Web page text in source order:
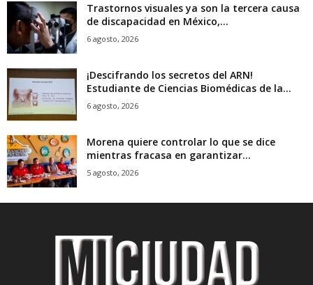
Trastornos visuales ya son la tercera causa
de discapacidad en México,...
6 agosto, 2026
¡Descifrando los secretos del ARN!
Estudiante de Ciencias Biomédicas de la...
6 agosto, 2026
Morena quiere controlar lo que se dice
mientras fracasa en garantizar...
5 agosto, 2026